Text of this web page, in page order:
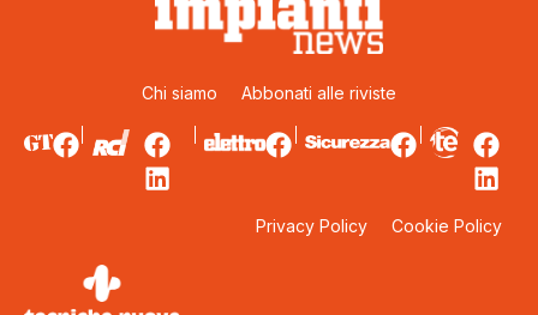
Chi siamo Abbonati alle riviste
Privacy Policy Cookie Policy